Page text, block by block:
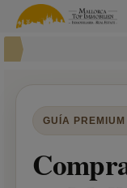
GUÍA